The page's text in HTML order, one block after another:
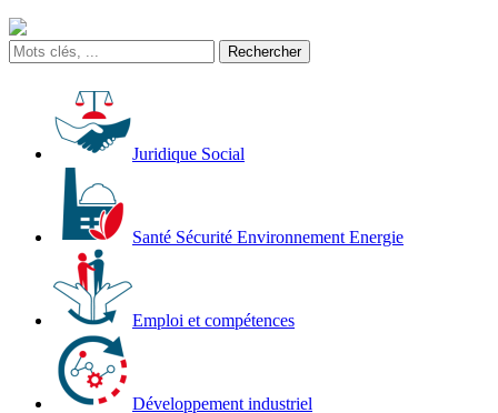
Juridique Social
Santé Sécurité Environnement Energie
Emploi et compétences
Développement industriel